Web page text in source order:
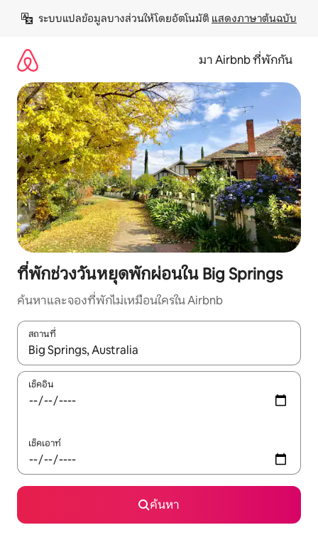
เนื้อหา
ระบบแปลข้อมูลบางส่วนให้โดยอัตโนมัติ แสดงภาษาต้นฉบับ
มา Airbnb ที่พักกัน
ที่พักช่วงวันหยุดพักผ่อนใน Big Springs
ค้นหาและจองที่พักไม่เหมือนใครใน Airbnb
สถานที่
ใช้ลูกศรขึ้นลง หรือใช้การสัมผัสหรือปัด เพื่อสำรวจผลการค้นหา
เช็คอิน
เช็คเอาท์
ค้นหา